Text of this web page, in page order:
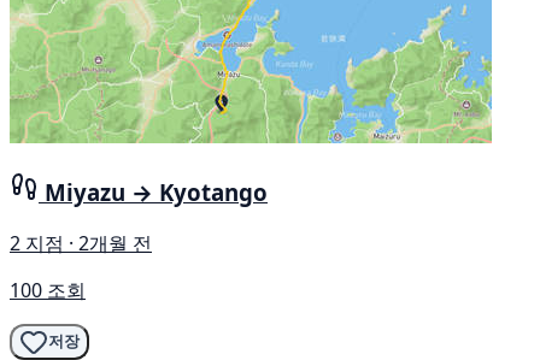
Miyazu → Kyotango
2 지점 · 2개월 전
100 조회
저장